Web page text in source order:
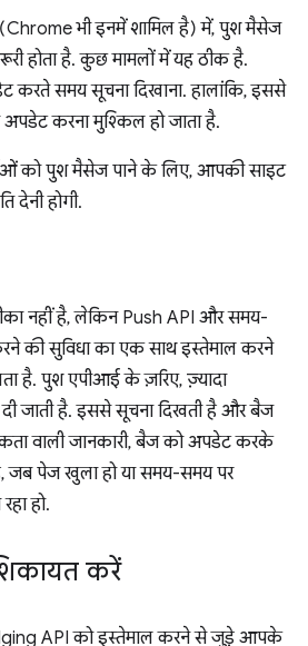
(Chrome भी इनमें शामिल है) में, पुश मैसेज
होता है. कुछ मामलों में यह ठीक है.
करते समय सूचना दिखाना. हालांकि, इससे
करना मुश्किल हो जाता है.
को पुश मैसेज पाने के लिए, आपकी साइट
देनी होगी.
नहीं है, लेकिन Push API और समय-
की सुविधा का एक साथ इस्तेमाल करने
है. पुश एपीआई के ज़रिए, ज़्यादा
दी जाती है. इससे सूचना दिखती है और बैज
वाली जानकारी, बैज को अपडेट करके
जब पेज खुला हो या समय-समय पर
हो.
करें
API को इस्तेमाल करने से जुड़े आपके